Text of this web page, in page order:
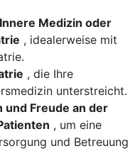
Medizin oder
, idealerweise mit
, die Ihre
unterstreicht.
und Freude an der
, um eine
und Betreuung